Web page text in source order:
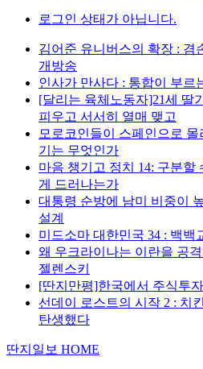
로그인 상태가 아닙니다.
김어준 유니버스의 확장 : 겸
개방송
인사가 만사다 : 통합이 부르
[달리는 육체노동자]21세 딸
피우고 서서히 열매 맺고
모로코인들이 스페인으로
기는 무엇인가
마음 챙기고 정치 14: 구분할
게 드러나는가
대통령 순방에 남미 비중이
설계
미드소마 대한민국 34 : 백백
왜 우크라이나는 이란을 공
젤렌스키
[딴지만평]한국에서 주식투
선데이 로스트의 시작 2 : 치
탄생했다
딴지일보 HOME